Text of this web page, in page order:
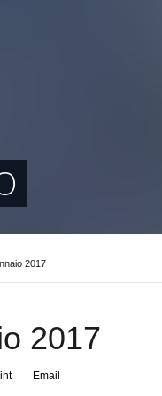
2017
2017
Email